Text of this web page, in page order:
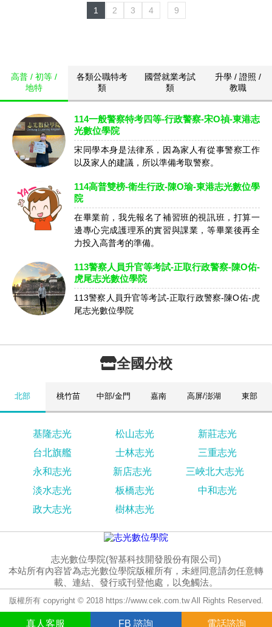
真人 客服 FB 諮詢 電話諮詢
1 2 3 4 9
高普 / 初等 /
地特
各類公職特考
類
國營就業考試
類
升學 / 證照 /
教職
114一般警察特考四等-行政警察-宋O禎-東港志
光數位學院
宋同學本身是法律系，因為家人有從事警察工作
以及家人的建議，所以準備考取警察。
114高普雙榜-衛生行政-陳O瑜-東港志光數位學
院
在畢業前，我先報名了補習班的視訊班，打算一
邊專心完成護理系的實習與課業，等畢業後再全
力投入高普考的準備。
113警察人員升官等考試-正取行政警察-陳O佑-
虎尾志光數位學院
113警察人員升官等考試-正取行政警察-陳O佑-虎
尾志光數位學院
全國分校
北部 桃竹苗 中部/金門 嘉南 高屏/澎湖 東部
基隆志光 松山志光
新莊志光
台北旗艦
士林志光
三重志光
永和志光
新店志光
三峽北大志光
淡水志光
板橋志光
中和志光
政大志光
樹林志光
志光數位學院(智基科技開發股份有限公司)
本站所有內容皆為志光數位學院版權所有，未經同意請勿任意轉
載、連結、發行或刊登他處，以免觸法。
版權所有 copyright © 2018 https://www.cek.com.tw All Rights Reserved.